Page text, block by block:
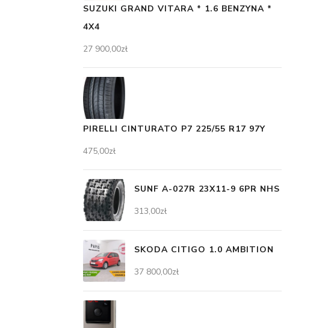
SUZUKI GRAND VITARA * 1.6 BENZYNA *
4X4
27 900,00zł
PIRELLI CINTURATO P7 225/55 R17 97Y
475,00zł
SUNF A-027R 23X11-9 6PR NHS
313,00zł
SKODA CITIGO 1.0 AMBITION
37 800,00zł